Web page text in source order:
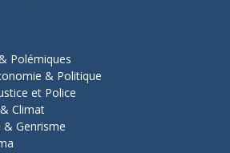
Polémiques
& Politique
et Police
Climat
Genrisme